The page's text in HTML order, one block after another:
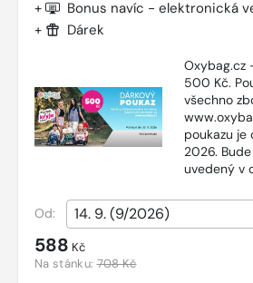
+ Bonus navíc - elektronická
+ Dárek
Oxybag.cz
500 Kč.
všechno
poukazu je
2026.
uvedený v
Od:
588 Kč
Na stánku:708 Kč